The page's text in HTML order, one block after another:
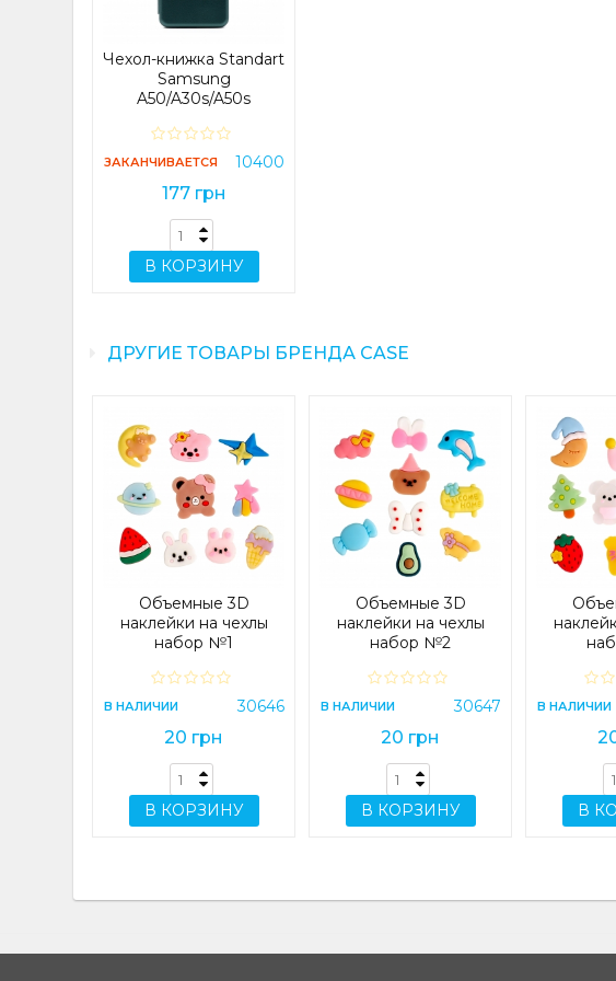
Чехол-книжка Standart
Samsung
A50/A30s/A50s
Green
ЗАКАНЧИВАЕТСЯ 10400
177 грн
В КОРЗИНУ
ДРУГИЕ ТОВАРЫ БРЕНДА CASE
Объемные 3D
наклейки на чехлы
набор №1
В НАЛИЧИИ 30646
20 грн
В КОРЗИНУ
Объемные 3D
наклейки на чехлы
набор №2
В НАЛИЧИИ 30647
20 грн
В КОРЗИНУ
В НАЛИЧИИ
В